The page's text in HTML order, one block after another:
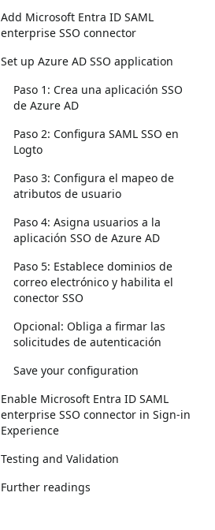
Add Microsoft Entra ID SAML
enterprise SSO connector
Set up Azure AD SSO application
Paso 1: Crea una aplicación SSO
de Azure AD
Paso 2: Configura SAML SSO en
Logto
Paso 3: Configura el mapeo de
atributos de usuario
Paso 4: Asigna usuarios a la
aplicación SSO de Azure AD
Paso 5: Establece dominios de
correo electrónico y habilita el
conector SSO
Opcional: Obliga a firmar las
solicitudes de autenticación
Save your configuration
Enable Microsoft Entra ID SAML
enterprise SSO connector in Sign-in
Experience
Testing and Validation
Further readings